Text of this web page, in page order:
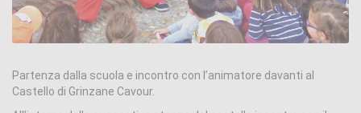
Partenza dalla scuola e incontro con l’animatore davanti al
Castello di Grinzane Cavour.